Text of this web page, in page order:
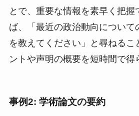
とで、重要な情報を素早く把握
ば、「最近の政治動向について
を教えてください」と尋ねるこ
ントや声明の概要を短時間で得
事例2: 学術論文の要約